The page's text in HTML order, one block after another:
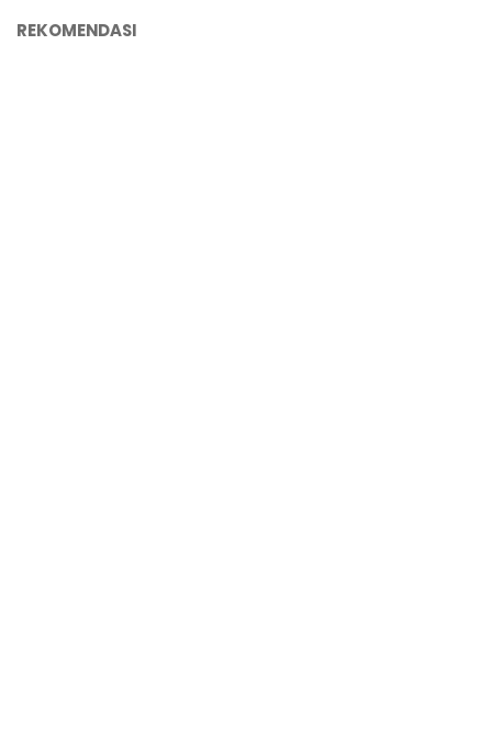
REKOMENDASI